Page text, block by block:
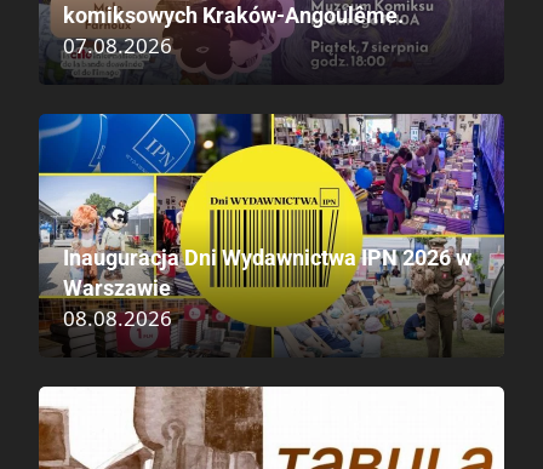
komiksowych Kraków-Angoulême.
07.08.2026
Inauguracja Dni Wydawnictwa IPN 2026 w
Warszawie
08.08.2026